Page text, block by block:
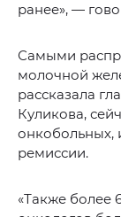
ранее», —
Самыми
молочной
рассказала
Куликова,
онкобольных,
ремиссии.
«Также более